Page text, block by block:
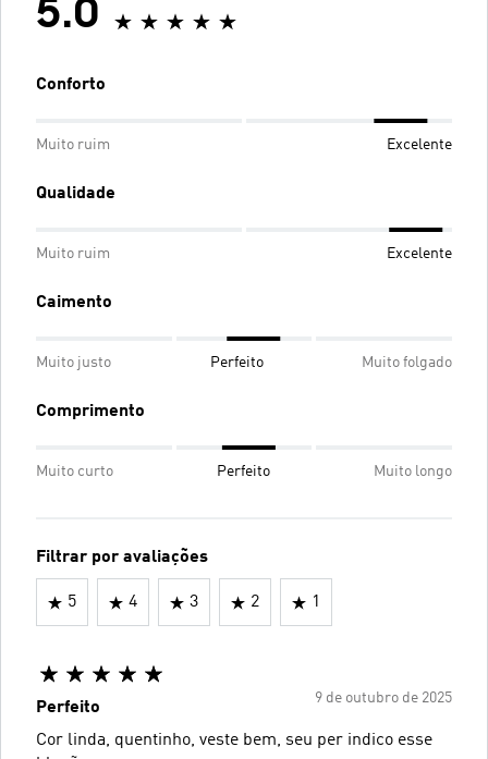
5.0
Conforto
Muito ruim Excelente
Qualidade
Muito ruim Excelente
Caimento
Muito justo Perfeito Muito folgado
Comprimento
Muito curto Perfeito Muito longo
Filtrar por avaliações
5 4 3 2 1
9 de outubro de 2025
Perfeito
Cor linda, quentinho, veste bem, seu per indico esse